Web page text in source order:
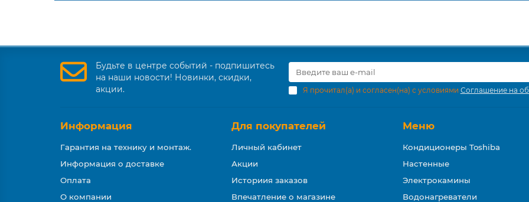
Будьте в центре событий - подпишитесь
на наши новости! Новинки, скидки,
акции.
Я прочитал(а) и согласен(на) с условиями Соглашение на
Информация
Гарантия на технику и монтаж.
Информация о доставке
Оплата
О компании
Для покупателей
Личный кабинет
Акции
Историия заказов
Впечатление о магазине
Меню
Кондиционеры Toshiba
Настенные
Электрокамины
Водонагреватели